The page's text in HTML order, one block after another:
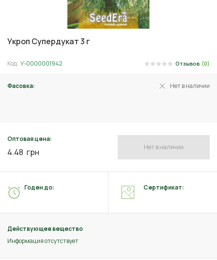
Укроп Супердукат 3 г
Код: У-0000001942 Отзывов (0)
Фасовка: Нет в наличии
Оптовая цена:
4.48 грн Нет в наличии
Действующее вещество
Информация отсутствует
Годен до: Сертификат: